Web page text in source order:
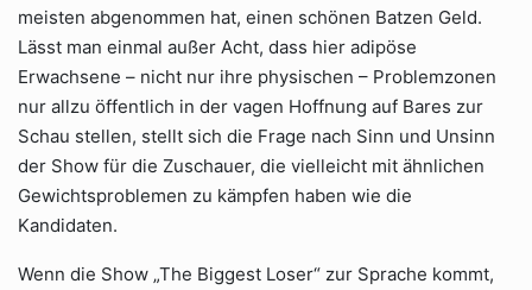
meisten abgenommen hat, einen schönen Batzen Geld.
Lässt man einmal außer Acht, dass hier adipöse
Erwachsene – nicht nur ihre physischen – Problemzonen
nur allzu öffentlich in der vagen Hoffnung auf Bares zur
Schau stellen, stellt sich die Frage nach Sinn und Unsinn
der Show für die Zuschauer, die vielleicht mit ähnlichen
Gewichtsproblemen zu kämpfen haben wie die
Kandidaten.
Wenn die Show „The Biggest Loser“ zur Sprache kommt,